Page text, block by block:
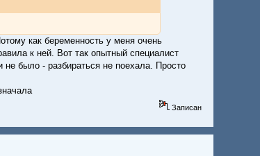
как беременность у меня очень
к ней. Вот так опытный специалист
было - разбираться не поехала. Просто
Записан